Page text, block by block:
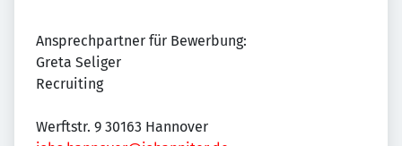
Ansprechpartner für Bewerbung:
Greta Seliger
Recruiting
Werftstr. 9 30163 Hannover